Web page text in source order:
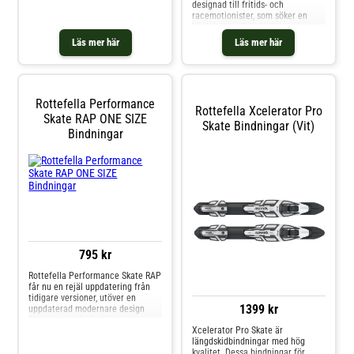
Läs mer här Läs mer här
designad till fritids- och
racemotionister, som söker en
bindning med exakt
kraftöverföring. Den är justerbar
så du kan ställa in den exakt till
din önskade placering på skidan.
Rottefella Performance
Skate RAP ONE SIZE
Bindningar
795 kr
Rottefella Performance Skate RAP
får nu en rejäl uppdatering från
tidigare versioner, utöver en
uppdaterad modernare design
Rottefella Xcelerator Pro
Skate Bindningar (Vit)
1399 kr
Xcelerator Pro Skate är
längdskidbindningar med hög